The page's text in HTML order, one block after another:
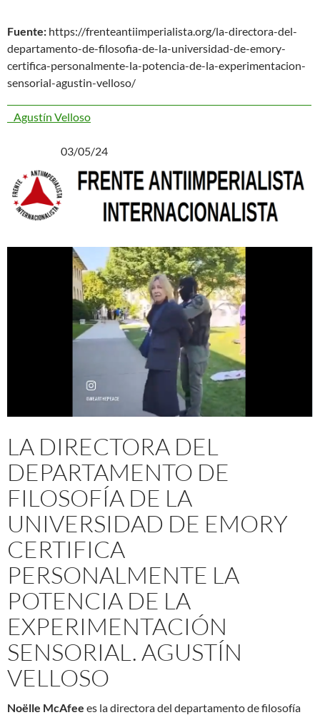
Fuente: https://frenteantiimperialista.org/la-directora-del-
departamento-de-filosofia-de-la-universidad-de-emory-
certifica-personalmente-la-potencia-de-la-experimentacion-
sensorial-agustin-velloso/
Agustín Velloso
03/05/24
LA DIRECTORA DEL
DEPARTAMENTO DE
FILOSOFÍA DE LA
UNIVERSIDAD DE EMORY
CERTIFICA
PERSONALMENTE LA
POTENCIA DE LA
EXPERIMENTACIÓN
SENSORIAL. AGUSTÍN
VELLOSO
Noëlle McAfee es la directora del departamento de filosofía